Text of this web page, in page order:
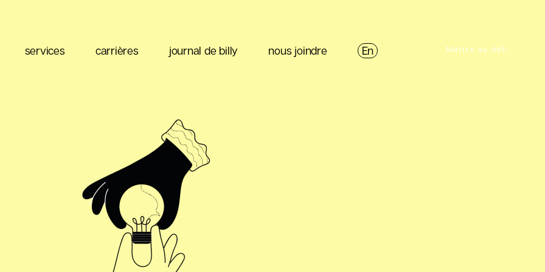
services
planification média
optimisation publicitaire
social listening
gestion de la performance
carrières journal de billy nous joindre En Mettre au défi